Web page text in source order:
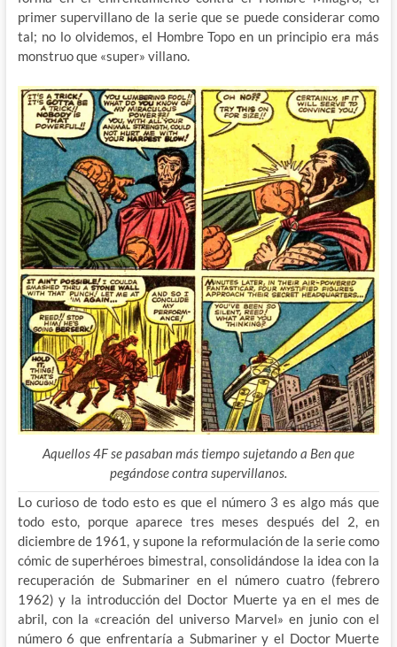
primer supervillano de la serie que se puede considerar como
tal; no lo olvidemos, el Hombre Topo en un principio era más
monstruo que «super» villano.
Aquellos 4F se pasaban más tiempo sujetando a Ben que
pegándose contra supervillanos.
Lo curioso de todo esto es que el número 3 es algo más que
todo esto, porque aparece tres meses después del 2, en
diciembre de 1961, y supone la reformulación de la serie como
cómic de superhéroes bimestral, consolidándose la idea con la
recuperación de Submariner en el número cuatro (febrero
1962) y la introducción del Doctor Muerte ya en el mes de
abril, con la «creación del universo Marvel» en junio con el
número 6 que enfrentaría a Submariner y el Doctor Muerte